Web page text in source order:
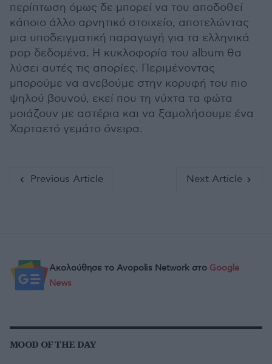
περίπτωση όμως δε μπορεί να του αποδοθεί
κάποιο άλλο αρνητικό στοιχείο, αποτελώντας
μια υποδειγματική παραγωγή για τα ελληνικά
pop δεδομένα. Η κυκλοφορία του album θα
λύσει αυτές τις απορίες. Περιμένοντας
μπορούμε να ανεβούμε στην κορυφή του πιο
ψηλού βουνού, εκεί που τη νύχτα τα φώτα
μοιάζουν με αστέρια και να ξαμολήσουμε ένα
Χαρταετό γεμάτο όνειρα.
Ακολούθησε το Avopolis Network στο Google
News
MOOD OF THE DAY
Previous Article Next Article